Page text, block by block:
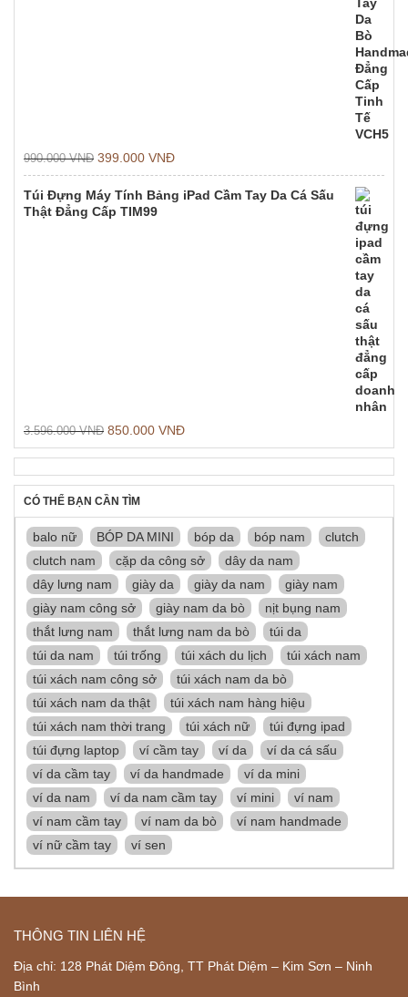
990.000VNĐ 399.000 VNĐ
Túi Đựng Máy Tính Bảng iPad Cầm Tay Da Cá Sấu
Thật Đẳng Cấp TIM99
3.596.000VNĐ 850.000 VNĐ
CÓ THỂ BẠN CẦN TÌM
balo nữ BÓP DA MINI bóp da bóp nam
clutch
clutch nam
cặp da công sở
dây da nam
dây lưng nam
giày da giày da nam
giày nam
giày nam công sở
giày nam da bò
nịt bụng nam
thắt lưng nam
thắt lưng nam da bò
túi da
túi da nam
túi trống túi xách du lịch
túi xách nam
túi xách nam công sở
túi xách nam da bò
túi xách nam da thật
túi xách nam hàng hiệu
túi xách nam thời trang
túi xách nữ
túi đựng ipad
túi đựng laptop
ví cầm tay ví da
ví da cá sấu
ví da cầm tay
ví da handmade
ví da mini
ví da nam
ví da nam cầm tay ví mini
ví nam
ví nam cầm tay
ví nam da bò
ví nam handmade
ví nữ cầm tay
ví sen
THÔNG TIN LIÊN HỆ
Địa chỉ: 128 Phát Diệm Đông, TT Phát Diệm – Kim Sơn – Ninh
Bình